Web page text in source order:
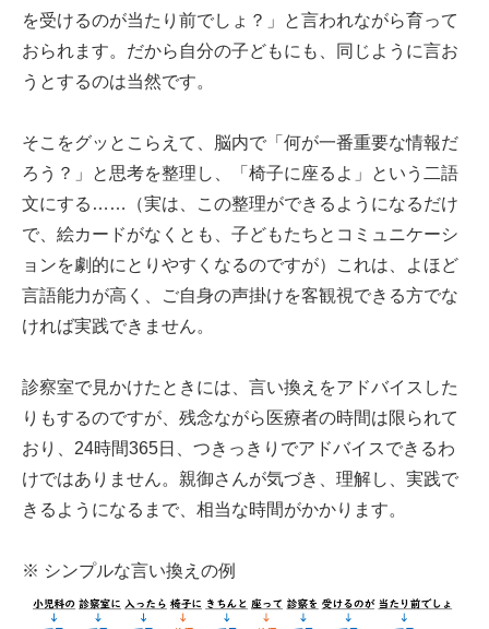
を受けるのが当たり前でしょ？」と言われながら育って
おられます。だから自分の子どもにも、同じように言お
うとするのは当然です。
そこをグッとこらえて、脳内で「何が一番重要な情報だ
ろう？」と思考を整理し、「椅子に座るよ」という二語
文にする……（実は、この整理ができるようになるだけ
で、絵カードがなくとも、子どもたちとコミュニケーシ
ョンを劇的にとりやすくなるのですが）これは、よほど
言語能力が高く、ご自身の声掛けを客観視できる方でな
ければ実践できません。
診察室で見かけたときには、言い換えをアドバイスした
りもするのですが、残念ながら医療者の時間は限られて
おり、24時間365日、つきっきりでアドバイスできるわ
けではありません。親御さんが気づき、理解し、実践で
きるようになるまで、相当な時間がかかります。
※ シンプルな言い換えの例